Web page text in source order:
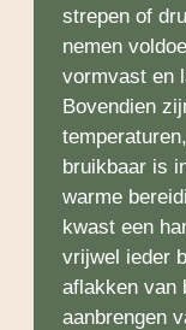
strepen of
nemen
vormvast en
Bovendien
bruikbaar is
warme
kwast een
vrijwel ieder
aflakken van
aanbrengen